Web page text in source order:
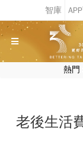
熱門
老後生活